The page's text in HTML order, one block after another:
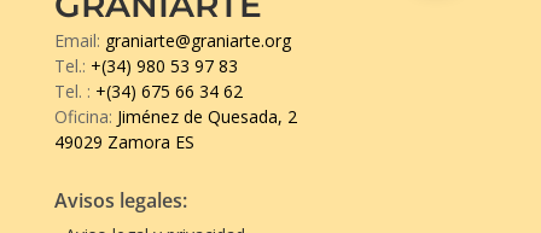
Email: graniarte@graniarte.org
Tel.: +(34) 980 53 97 83
Tel. : +(34) 675 66 34 62
Oficina: Jiménez de Quesada, 2
49029 Zamora ES
Avisos legales: